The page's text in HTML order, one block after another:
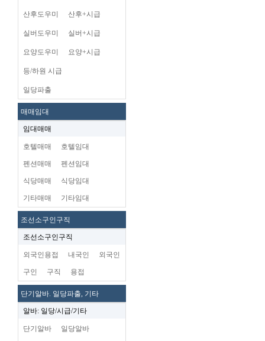
산후도우미 산후+시급
실버도우미 실버+시급
요양도우미 요양+시급
등/하원 시급
일당파출
매매임대
임대매매
호텔매매 호텔임대
펜션매매 펜션임대
식당매매 식당임대
기타매매 기타임대
조선소구인구직
조선소구인구직
외국인용접 내국인 외국인
구인 구직 용접
단기알바. 일당파출, 기타
알바: 일당/시급/기타
단기알바 일당알바